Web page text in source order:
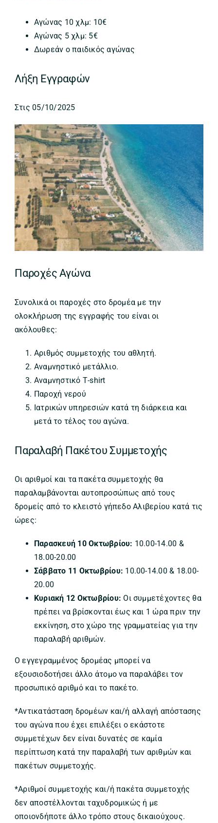
Αγώνας 10 χλμ: 10€
Αγώνας 5 χλμ: 5€
Δωρεάν ο παιδικός αγώνας
Λήξη Εγγραφών
Στις 05/10/2025
Παροχές Αγώνα
Συνολικά οι παροχές στο δρομέα με την
ολοκλήρωση της εγγραφής του είναι οι
ακόλουθες:
Αριθμός συμμετοχής του αθλητή.
Αναμνηστικό μετάλλιο.
Αναμνηστικό Τ-shirt
Παροχή νερού
Ιατρικών υπηρεσιών κατά τη διάρκεια και
μετά το τέλος του αγώνα.
Παραλαβή Πακέτου Συμμετοχής
Οι αριθμοί και τα πακέτα συμμετοχής θα
παραλαμβάνονται αυτοπροσώπως από τους
δρομείς από το κλειστό γήπεδο Αλιβερίου κατά τις
ώρες:
Παρασκευή 10 Οκτωβρίου: 10.00-14.00 &
18.00-20.00
Σάββατο 11 Οκτωβρίου: 10.00-14.00 & 18.00-
20.00
Κυριακή 12 Οκτωβρίου: Οι συμμετέχοντες θα
πρέπει να βρίσκονται έως και 1 ώρα πριν την
εκκίνηση, στο χώρο της γραμματείας για την
παραλαβή αριθμών.
Ο εγγεγραμμένος δρομέας μπορεί να
εξουσιοδοτήσει άλλο άτομο να παραλάβει τον
προσωπικό αριθμό και το πακέτο.
*Αντικατάσταση δρομέων και/ή αλλαγή απόστασης
του αγώνα που έχει επιλέξει ο εκάστοτε
συμμετέχων δεν είναι δυνατές σε καμία
περίπτωση κατά την παραλαβή των αριθμών και
πακέτων συμμετοχής.
*Αριθμοί συμμετοχής και/ή πακέτα συμμετοχής
δεν αποστέλλονται ταχυδρομικώς ή με
οποιονδήποτε άλλο τρόπο στους δικαιούχους.